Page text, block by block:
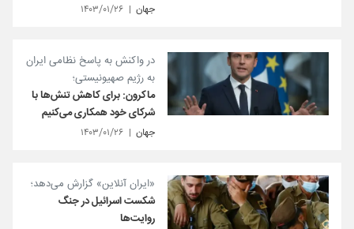
جهان ۱۴۰۳/۰۱/۲۶
در واکنش به پاسخ نظامی ایران
به رژیم صهیونیستی؛
ماکرون: برای کاهش تنش‌ها با
شرکای خود همکاری می‌کنیم
جهان ۱۴۰۳/۰۱/۲۶
«ایران آنلاین» گزارش می‌دهد؛
شکست اسرائیل در جنگ
روایت‌ها